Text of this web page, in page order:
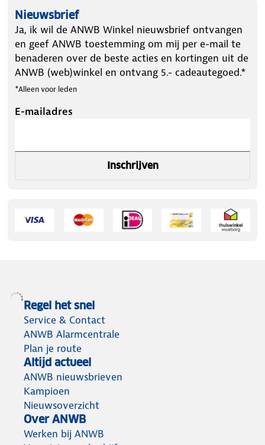
Nieuwsbrief
Ja, ik wil de ANWB Winkel nieuwsbrief ontvangen
en geef ANWB toestemming om mij per e-mail te
benaderen over de beste acties en kortingen uit de
ANWB (web)winkel en ontvang 5.- cadeautegoed.*
*Alleen voor leden
E-mailadres
Inschrijven
Regel het snel
Service & Contact
ANWB Alarmcentrale
Plan je route
Altijd actueel
ANWB nieuwsbrieven
Kampioen
Nieuwsoverzicht
Over ANWB
Werken bij ANWB